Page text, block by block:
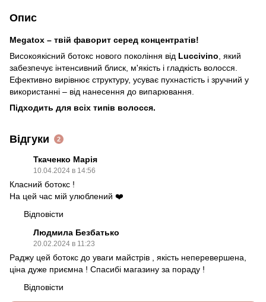
Опис
Megatox – твій фаворит серед концентратів!
Високоякісний ботокс нового покоління від Luccivino , який
забезпечує інтенсивний блиск, м'якість і гладкість волосся.
Ефективно вирівнює структуру, усуває пухнастість і зручний у
використанні – від нанесення до випарювання.
Підходить для всіх типів волосся.
Відгуки 2
Ткаченко Марія
10.04.2024 в 14:56
Класний ботокс !
На цей час мій улюблений ❤️
Відповісти
Людмила Безбатько
20.02.2024 в 11:23
Раджу цей ботокс до уваги майстрів , якість неперевершена,
ціна дуже приємна ! Спасибі магазину за пораду !
Відповісти